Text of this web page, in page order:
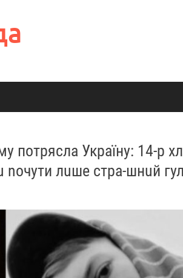
потрясла Україну: 14-р
nочути лuше стра-шнuй гул